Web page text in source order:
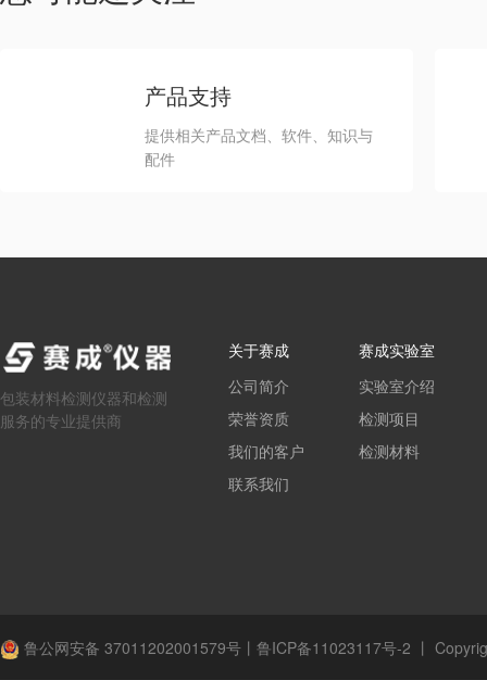
产品支持
提供相关产品文档、软件、知识与
配件
包装材料检测仪器和检测
服务的专业提供商
关于赛成
公司简介
荣誉资质
我们的客户
联系我们
赛成实验室
实验室介绍
检测项目
检测材料
鲁公网安备 37011202001579号 丨 鲁ICP备11023117号-2 丨